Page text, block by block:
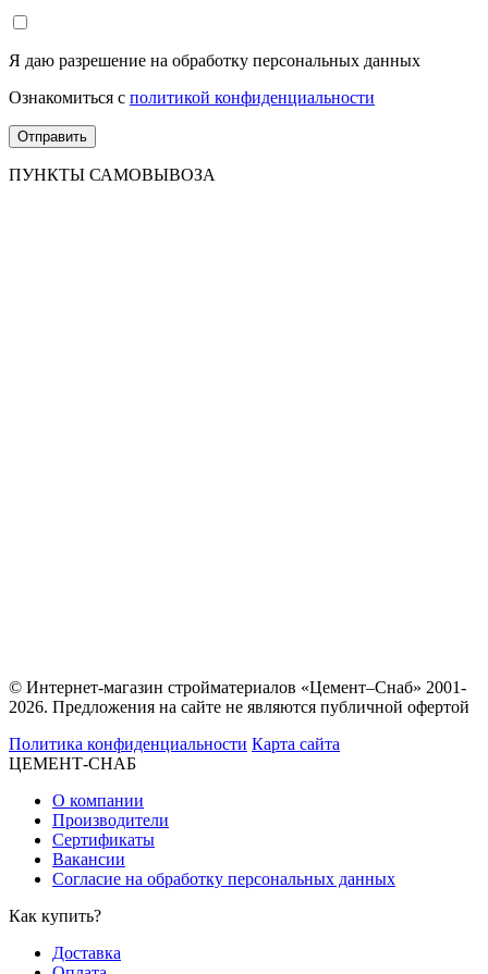
Я даю разрешение на обработку персональных данных
Ознакомиться с политикой конфиденциальности
ПУНКТЫ САМОВЫВОЗА
© Интернет-магазин стройматериалов «Цемент–Снаб» 2001-
2026. Предложения на сайте не являются публичной офертой
Политика конфиденциальности Карта сайта
ЦЕМЕНТ-СНАБ
О компании
Производители
Сертификаты
Вакансии
Согласие на обработку персональных данных
Как купить?
Доставка